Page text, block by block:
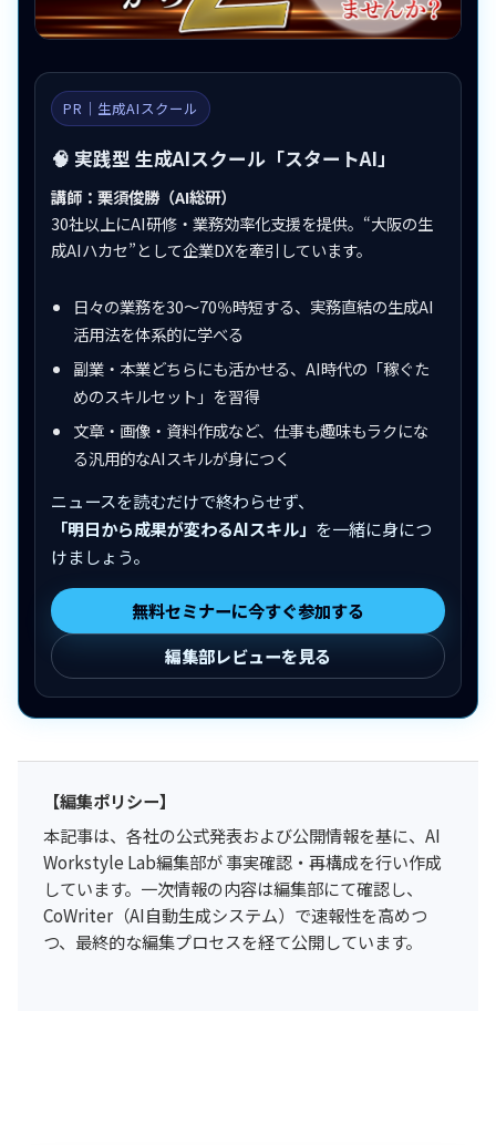
PR｜生成AIスクール
🧠 実践型 生成AIスクール「スタートAI」
講師：栗須俊勝（AI総研）
30社以上にAI研修・業務効率化支援を提供。“大阪の生
成AIハカセ”として企業DXを牽引しています。
日々の業務を30〜70％時短する、実務直結の生成AI
活用法を体系的に学べる
副業・本業どちらにも活かせる、AI時代の「稼ぐた
めのスキルセット」を習得
文章・画像・資料作成など、仕事も趣味もラクにな
る汎用的なAIスキルが身につく
ニュースを読むだけで終わらせず、
「明日から成果が変わるAIスキル」 を一緒に身につ
けましょう。
無料セミナーに今すぐ参加する
編集部レビューを見る
【編集ポリシー】
本記事は、各社の公式発表および公開情報を基に、AI
Workstyle Lab編集部が 事実確認・再構成を行い作成
しています。一次情報の内容は編集部にて確認し、
CoWriter（AI自動生成システム）で速報性を高めつ
つ、最終的な編集プロセスを経て公開しています。